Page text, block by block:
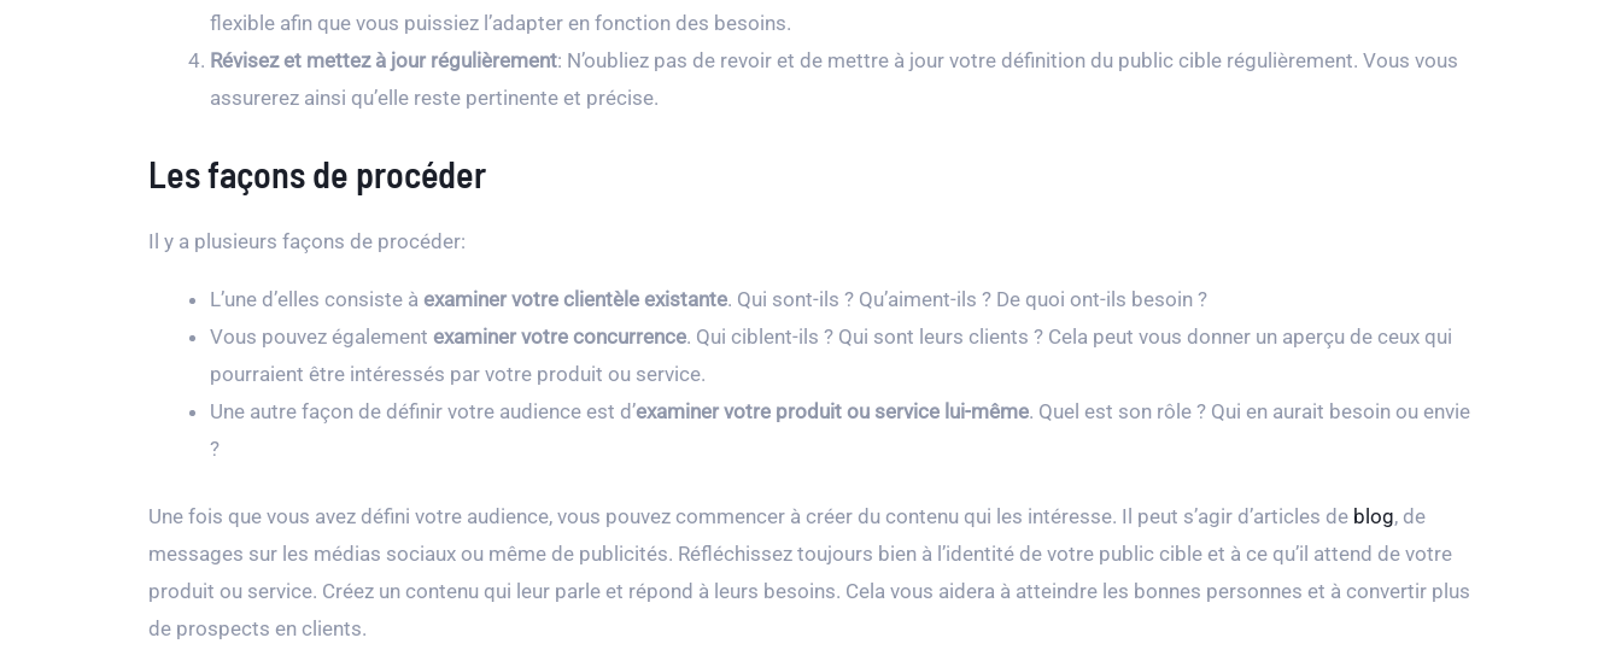
flexible afin que vous puissiez l’adapter en fonction des besoins.
Révisez et mettez à jour régulièrement: N’oubliez pas de revoir et de mettre à jour votre définition du public cible régulièrement. Vous vous
assurerez ainsi qu’elle reste pertinente et précise.
Les façons de procéder
Il y a plusieurs façons de procéder:
L’une d’elles consiste à examiner votre clientèle existante. Qui sont-ils ? Qu’aiment-ils ? De quoi ont-ils besoin ?
Vous pouvez également examiner votre concurrence. Qui ciblent-ils ? Qui sont leurs clients ? Cela peut vous donner un aperçu de ceux qui
pourraient être intéressés par votre produit ou service.
Une autre façon de définir votre audience est d’examiner votre produit ou service lui-même. Quel est son rôle ? Qui en aurait besoin ou envie
?
Une fois que vous avez défini votre audience, vous pouvez commencer à créer du contenu qui les intéresse. Il peut s’agir d’articles de blog, de
messages sur les médias sociaux ou même de publicités. Réfléchissez toujours bien à l’identité de votre public cible et à ce qu’il attend de votre
produit ou service. Créez un contenu qui leur parle et répond à leurs besoins. Cela vous aidera à atteindre les bonnes personnes et à convertir plus
de prospects en clients.